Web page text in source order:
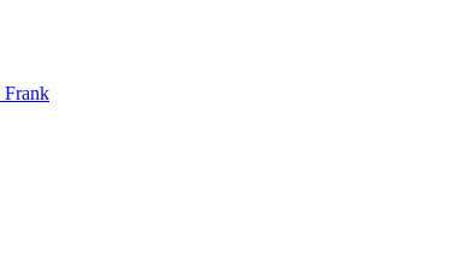
Frank